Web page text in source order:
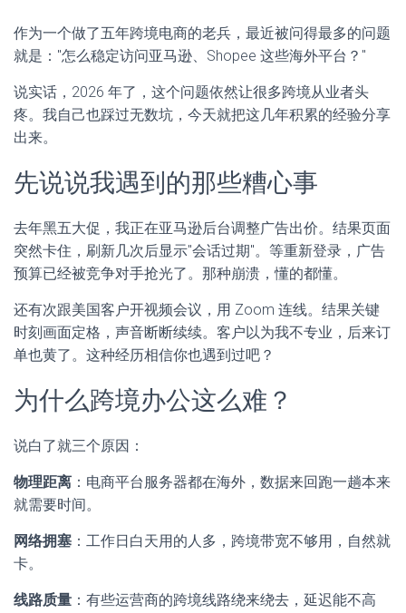
作为一个做了五年跨境电商的老兵，最近被问得最多的问题
就是："怎么稳定访问亚马逊、Shopee 这些海外平台？"
说实话，2026 年了，这个问题依然让很多跨境从业者头
疼。我自己也踩过无数坑，今天就把这几年积累的经验分享
出来。
先说说我遇到的那些糟心事
去年黑五大促，我正在亚马逊后台调整广告出价。结果页面
突然卡住，刷新几次后显示"会话过期"。等重新登录，广告
预算已经被竞争对手抢光了。那种崩溃，懂的都懂。
还有次跟美国客户开视频会议，用 Zoom 连线。结果关键
时刻画面定格，声音断断续续。客户以为我不专业，后来订
单也黄了。这种经历相信你也遇到过吧？
为什么跨境办公这么难？
说白了就三个原因：
物理距离 ：电商平台服务器都在海外，数据来回跑一趟本来
就需要时间。
网络拥塞 ：工作日白天用的人多，跨境带宽不够用，自然就
卡。
线路质量 ：有些运营商的跨境线路绕来绕去，延迟能不高